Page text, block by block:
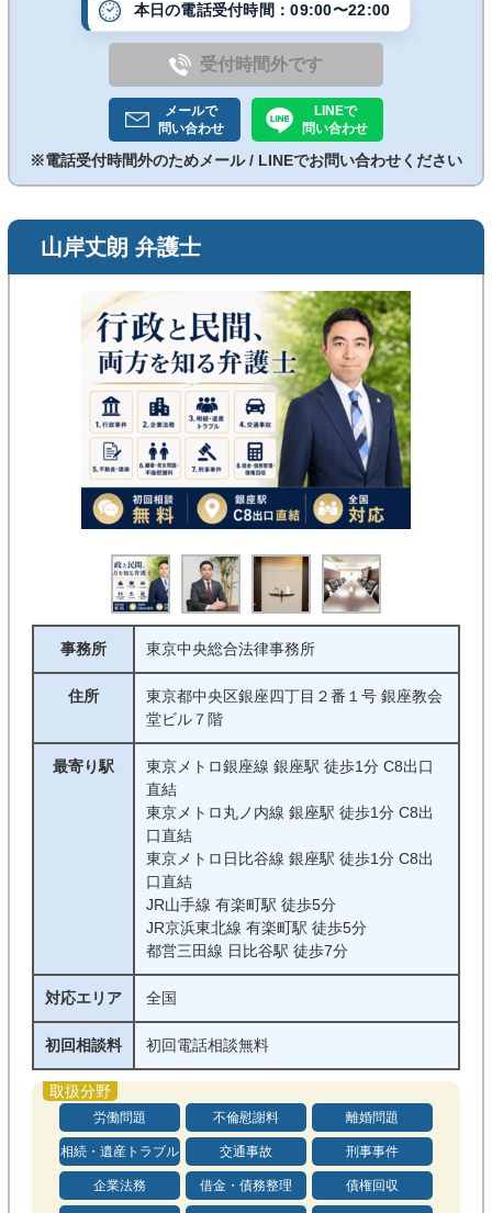
本日の電話受付時間：09:00〜22:00
受付時間外です
メールで
問い合わせ
LINEで
問い合わせ
※電話受付時間外のためメール / LINEでお問い合わせください
山岸丈朗 弁護士
事務所 東京中央総合法律事務所
住所
東京都中央区銀座四丁目２番１号 銀座教会
堂ビル７階
最寄り駅
東京メトロ銀座線 銀座駅 徒歩1分 C8出口
直結
東京メトロ丸ノ内線 銀座駅 徒歩1分 C8出
口直結
東京メトロ日比谷線 銀座駅 徒歩1分 C8出
口直結
JR山手線 有楽町駅 徒歩5分
JR京浜東北線 有楽町駅 徒歩5分
都営三田線 日比谷駅 徒歩7分
対応エリア 全国
初回相談料 初回電話相談無料
労働問題 不倫慰謝料 離婚問題
相続・遺産トラブル 交通事故 刑事事件
企業法務 借金・債務整理 債権回収